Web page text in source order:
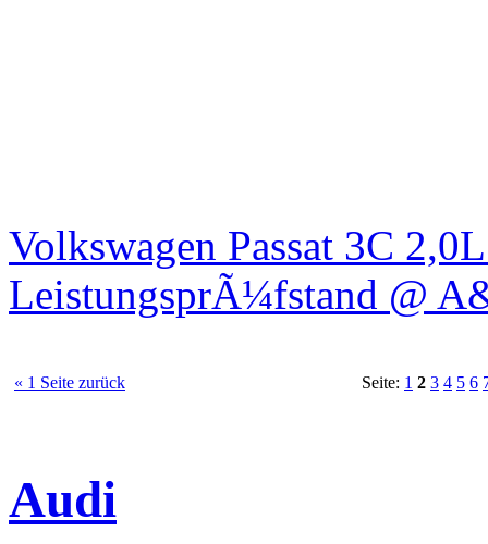
Volkswagen Passat 3C
LeistungsprÃ¼fstand @
« 1 Seite zurück Seite: 1 2 3 4 5 6
Audi